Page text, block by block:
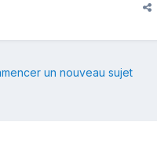
un nouveau sujet